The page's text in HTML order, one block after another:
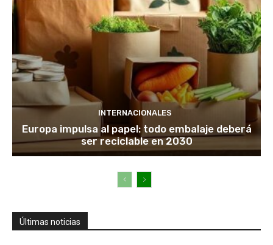
INTERNACIONALES
Europa impulsa al papel: todo embalaje deberá
ser reciclable en 2030
Últimas noticias